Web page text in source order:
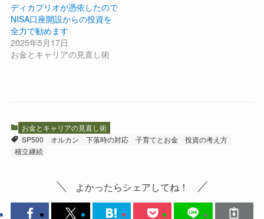
ディカプリオが憑依したので
NISA口座開設からの投資を
全力で勧めます
2025年5月17日
お金とキャリアの見直し術
お金とキャリアの見直し術
SP500
オルカン 下落時の対応 子育てとお金
投資の考え方
積立継続
よかったらシェアしてね！